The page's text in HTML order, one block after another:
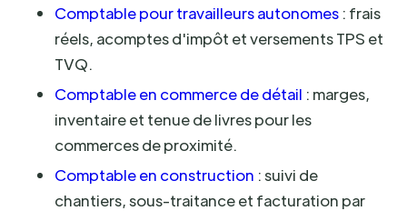
Comptable pour travailleurs autonomes : frais
réels, acomptes d'impôt et versements TPS et
TVQ.
Comptable en commerce de détail : marges,
inventaire et tenue de livres pour les
commerces de proximité.
Comptable en construction : suivi de
chantiers, sous-traitance et facturation par